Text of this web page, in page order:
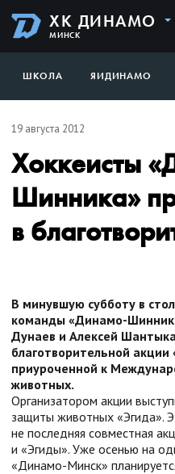
ХК ДИНАМО
МИНСК
ШКОЛА ЯИДИНАМО
19 августа 2012
Хоккеисты
Шинника»
в
В минувшую субботу в
команды «Динамо-
Дунаев и Алексей
благотворительной
приуроченной к
животных.
Организатором акции
защиты животных «Эгида».
не последняя совместная
и «Эгиды». Уже осенью на
«Динамо-Минск»